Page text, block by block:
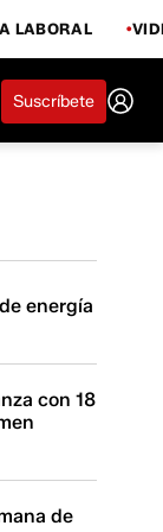
LABORAL
Suscríbete
energía
con 18
de